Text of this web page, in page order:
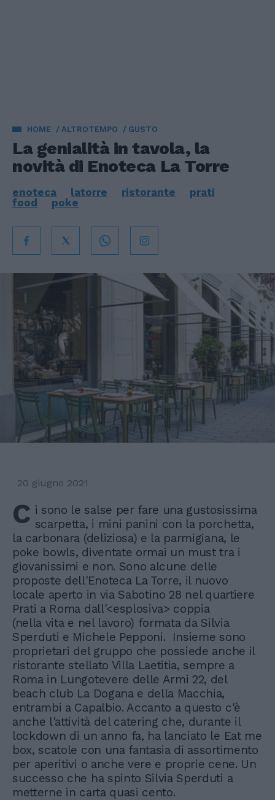
HOME ALTROTEMPO GUSTO
La genialità in tavola, la
novità di Enoteca La Torre
enoteca latorre ristorante
prati
food
poke
20 giugno 2021
C i sono le salse per fare una gustosissima
scarpetta, i mini panini con la porchetta,
la carbonara (deliziosa) e la parmigiana, le
poke bowls, diventate ormai un must tra i
giovanissimi e non. Sono alcune delle
proposte dell'Enoteca La Torre, il nuovo
locale aperto in via Sabotino 28 nel quartiere
Prati a Roma dall'<esplosiva> coppia
(nella vita e nel lavoro) formata da Silvia
Sperduti e Michele Pepponi. Insieme sono
proprietari del gruppo che possiede anche il
ristorante stellato Villa Laetitia, sempre a
Roma in Lungotevere delle Armi 22, del
beach club La Dogana e della Macchia,
entrambi a Capalbio. Accanto a questo c'è
anche l'attività del catering che, durante il
lockdown di un anno fa, ha lanciato le Eat me
box, scatole con una fantasia di assortimento
per aperitivi o anche vere e proprie cene. Un
successo che ha spinto Silvia Sperduti a
metterne in carta quasi cento.